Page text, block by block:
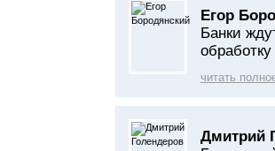
Егор
Банки
читать
Дмитрий